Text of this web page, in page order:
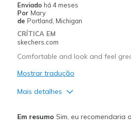
To work
Sizing
Feels true to
View On Shoes
Enviado há 4 meses
Por Mary
de Portland, Michigan
CRÍTICA EM
skechers.com
Comfortable and look and feel
Mostrar tradução
Mais detalhes
Em resumo Sim, eu recomendaria